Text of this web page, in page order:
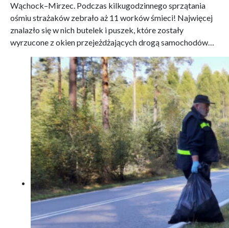
Wąchock–Mirzec. Podczas kilkugodzinnego sprzątania
ośmiu strażaków zebrało aż 11 worków śmieci! Najwięcej
znalazło się w nich butelek i puszek, które zostały
wyrzucone z okien przejeżdżających drogą samochodów…